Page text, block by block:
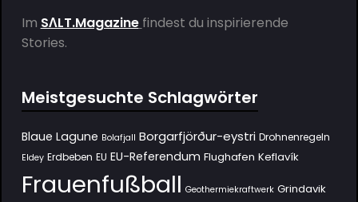
Im SΛLT.Magazine findest du inspirierende
Stories.
Meistgesuchte Schlagwörter
Blaue Lagune Bolafjall Borgarfjörður-eystri Drohnenregeln
Eldey Erdbeben EU EU-Referendum Flughafen Keflavík
Frauenfußball Geothermiekraftwerk Grindavik